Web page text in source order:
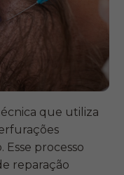
que utiliza
processo
reparação